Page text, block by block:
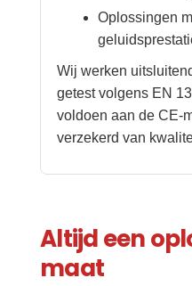
Oplossingen
Wij werken
getest volgens EN
voldoen aan de CE-
verzekerd van
Altijd een
maat